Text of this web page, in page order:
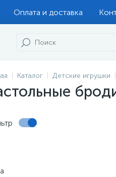
Оплата и доставка
Каталог Детские игрушки